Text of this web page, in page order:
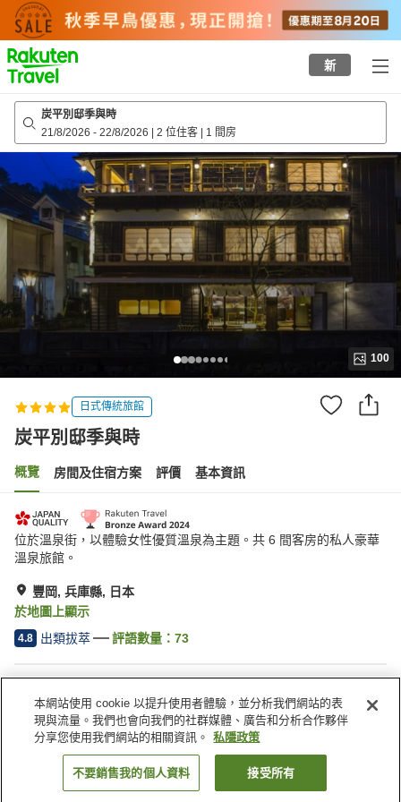
to
top
page
新
炭平別邸季與時
21/8/2026 - 22/8/2026 | 2 位住客 | 1 間房
100
日式傳統旅館
炭平別邸季與時
概覽 房間及住宿方案 評價 基本資訊
位於溫泉街，以體驗女性優質溫泉為主題。共 6 間客房的私人豪華
溫泉旅館。
豐岡, 兵庫縣, 日本
於地圖上顯示
4.8 出類拔萃 評語數量： 73
Wi-Fi
步行 5 分鐘可到車站
休息室
全幢禁煙
日本 兵庫縣 豐岡 炭平別邸季與時
找客房
本網站使用 cookie 以提升使用者體驗，並分析我們網站的表
現與流量。我們也會向我們的社群媒體、廣告和分析合作夥伴
分享您使用我們網站的相關資訊。
私隱政策
不要銷售我的個人資料 接受所有